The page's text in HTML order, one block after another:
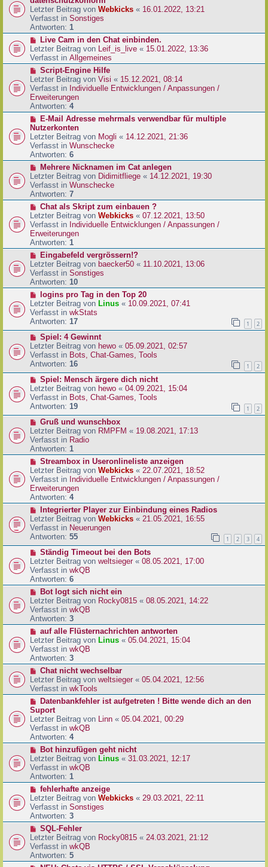
g
B
e
i
t
a
g
u
e
r
B
e
i
t
a
g
Letzter Beitrag von Webkicks « 16.01.2022, 13:21
Verfasst in Sonstiges
Antworten: 1
N
e
u
e
r
B
e
i
t
a
g
Live Cam in den Chat einbinden.
Letzter Beitrag von Leif_is_live « 15.01.2022, 13:36
Verfasst in Allgemeines
N
e
u
e
r
B
e
i
t
r
a
g
Script-Engine Hilfe
Letzter Beitrag von Visi « 15.12.2021, 08:14
Verfasst in Individuelle Entwicklungen / Anpassungen /
Erweiterungen
Antworten: 4
N
e
u
e
r
B
e
i
t
r
a
g
E-Mail Adresse mehrmals verwendbar für multiple
Nutzerkonten
Letzter Beitrag von Mogli « 14.12.2021, 21:36
Verfasst in Wunschecke
Antworten: 6
N
e
u
e
r
B
e
i
t
r
a
g
Mehrere Nicknamen im Cat anlegen
Letzter Beitrag von Didimitfliege « 14.12.2021, 19:30
Verfasst in Wunschecke
Antworten: 7
N
e
u
e
r
B
e
i
t
r
a
g
Chat als Skript zum einbauen ?
Letzter Beitrag von Webkicks « 07.12.2021, 13:50
Verfasst in Individuelle Entwicklungen / Anpassungen /
Erweiterungen
Antworten: 1
N
e
u
e
r
B
e
i
t
a
g
Eingabefeld vergrössern!?
Letzter Beitrag von baecker50 « 11.10.2021, 13:06
Verfasst in Sonstiges
Antworten: 10
N
e
u
e
r
B
e
i
t
r
a
g
logins pro Tag in den Top 20
Letzter Beitrag von Linus « 10.09.2021, 07:41
Verfasst in wkStats
Antworten: 17 1 2
N
e
u
e
r
B
e
i
t
r
a
g
Spiel: 4 Gewinnt
Letzter Beitrag von hewo « 05.09.2021, 02:57
Verfasst in Bots, Chat-Games, Tools
Antworten: 16 1 2
N
e
u
e
r
B
e
i
t
a
g
Spiel: Mensch ärgere dich nicht
Letzter Beitrag von hewo « 04.09.2021, 15:04
Verfasst in Bots, Chat-Games, Tools
Antworten: 19 1 2
N
e
u
e
r
B
e
i
t
r
a
g
Gruß und wunschbox
Letzter Beitrag von RMPFM « 19.08.2021, 17:13
Verfasst in Radio
Antworten: 1
N
e
u
e
r
B
e
i
t
r
a
g
Streambox in Useronlineliste anzeigen
Letzter Beitrag von Webkicks « 22.07.2021, 18:52
Verfasst in Individuelle Entwicklungen / Anpassungen /
Erweiterungen
Antworten: 4
N
e
u
e
r
B
e
i
t
a
g
Integrierter Player zur Einbindung eines Radios
Letzter Beitrag von Webkicks « 21.05.2021, 16:55
Verfasst in Neuerungen
Antworten: 55 1 2 3 4
N
e
u
e
r
B
e
i
t
a
g
Ständig Timeout bei den Bots
Letzter Beitrag von weltsieger« 08.05.2021, 17:00
Verfasst in wkQB
Antworten: 6
N
e
u
e
r
B
e
i
t
a
g
Bot logt sich nicht ein
Letzter Beitrag von Rocky0815 « 08.05.2021, 14:22
Verfasst in wkQB
Antworten: 3
N
e
u
e
r
B
e
i
r
a
g
auf alle Flüsternachrichten antworten
Letzter Beitrag von Linus « 05.04.2021, 15:04
Verfasst in wkQB
Antworten: 3
N
e
u
e
B
e
i
t
a
g
Chat nicht wechselbar
Letzter Beitrag von weltsieger « 05.04.2021, 12:56
Verfasst in wkTools
N
e
u
e
r
B
e
i
t
r
a
g
Datenbankfehler ist aufgetreten ! Bitte wende dich an den
Suport
Letzter Beitrag von Linn « 05.04.2021, 00:29
Verfasst in wkQB
Antworten: 4
N
e
u
e
r
B
e
i
t
a
g
Bot hinzufügen geht nicht
Letzter Beitrag von Linus « 31.03.2021, 12:17
Verfasst in wkQB
Antworten: 1
N
e
u
e
r
B
e
i
t
fehlerhafte anzeige
Letzter Beitrag von Webkicks « 29.03.2021, 22:11
Verfasst in Sonstiges
Antworten: 3
N
e
u
e
r
SQL-Fehler
Letzter Beitrag von Rocky0815 « 24.03.2021, 21:12
Verfasst in wkQB
Antworten: 5